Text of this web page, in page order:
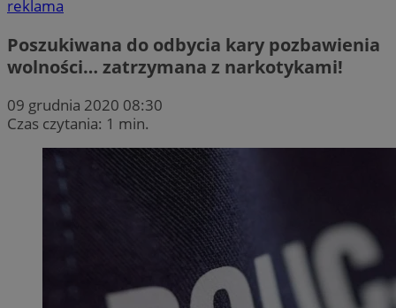
reklama
Poszukiwana do odbycia kary pozbawienia
wolności… zatrzymana z narkotykami!
09 grudnia 2020 08:30
Czas czytania: 1 min.